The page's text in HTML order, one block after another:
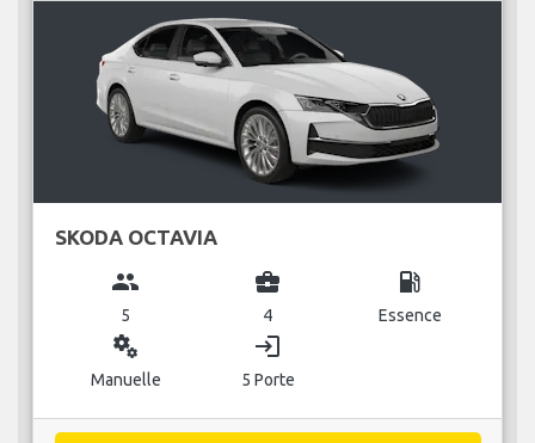
SKODA OCTAVIA
group
5
business_center
4
local_gas_station
Essence
miscellaneous_services
Manuelle
login
5 Porte